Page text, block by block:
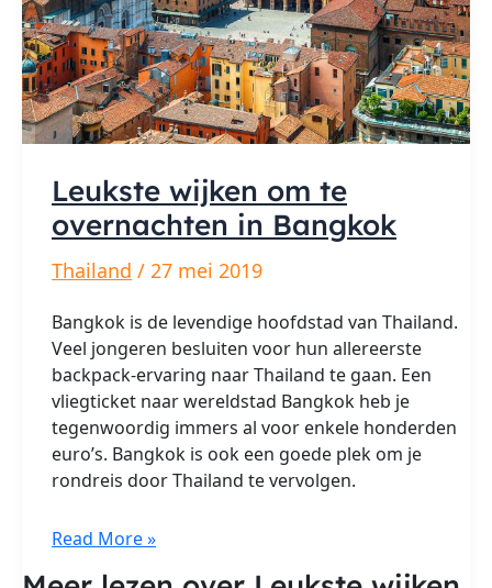
Leukste wijken om te
overnachten in Bangkok
Thailand / 27 mei 2019
Bangkok is de levendige hoofdstad van Thailand.
Veel jongeren besluiten voor hun allereerste
backpack-ervaring naar Thailand te gaan. Een
vliegticket naar wereldstad Bangkok heb je
tegenwoordig immers al voor enkele honderden
euro’s. Bangkok is ook een goede plek om je
rondreis door Thailand te vervolgen.
Leukste
Read More »